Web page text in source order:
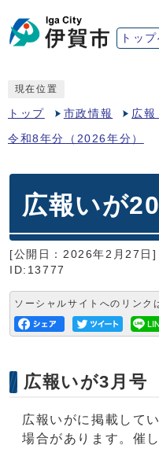
トッ
現在位置
トップ 市政情報 広報
令和8年分（2026年分）
広報いが
[公開日：2026年2月27日]
ID:13777
ソーシャルサイトへのリンク
広報いが3月号
広報いがに掲載して
場合があります。催